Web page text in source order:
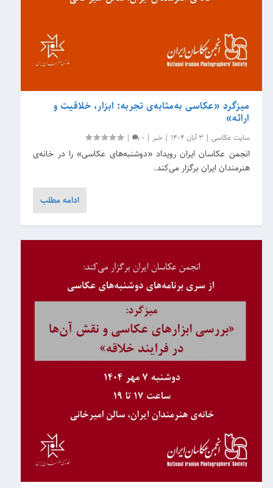
میزگرد «عکاسی به‌مثابه‌ی تجربه: ابزار، خلاقیت و
ارائه»
سایت عکاسی | 3 آبان 1404 | خبر |
0
|
انجمن عکاسان ایران رویداد «دوشنبه‌های عکاسی» را در خانه‌ی
هنرمندان ایران برگزار می‌کند.
ادامه مطلب